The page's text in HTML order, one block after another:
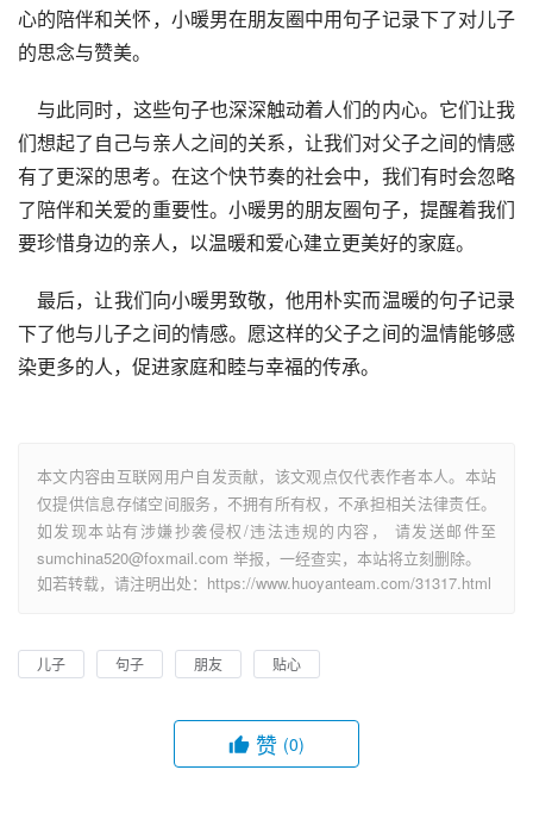
心的陪伴和关怀，小暖男在朋友圈中用句子记录下了对儿子
的思念与赞美。
们想起了自己与亲人之间的关系，让我们对父子之间的情感
有了更深的思考。在这个快节奏的社会中，我们有时会忽略
了陪伴和关爱的重要性。小暖男的朋友圈句子，提醒着我们
要珍惜身边的亲人，以温暖和爱心建立更美好的家庭。
    最后，让我们向小暖男致敬，他用朴实而温暖的句子记录
下了他与儿子之间的情感。愿这样的父子之间的温情能够感
染更多的人，促进家庭和睦与幸福的传承。
本文内容由互联网用户自发贡献，该文观点仅代表作者本人。本站
仅提供信息存储空间服务，不拥有所有权，不承担相关法律责任。
如发现本站有涉嫌抄袭侵权/违法违规的内容， 请发送邮件至
sumchina520@foxmail.com 举报，一经查实，本站将立刻删除。
如若转载，请注明出处：https://www.huoyanteam.com/31317.html
儿子 句子 朋友 贴心
赞 (0)